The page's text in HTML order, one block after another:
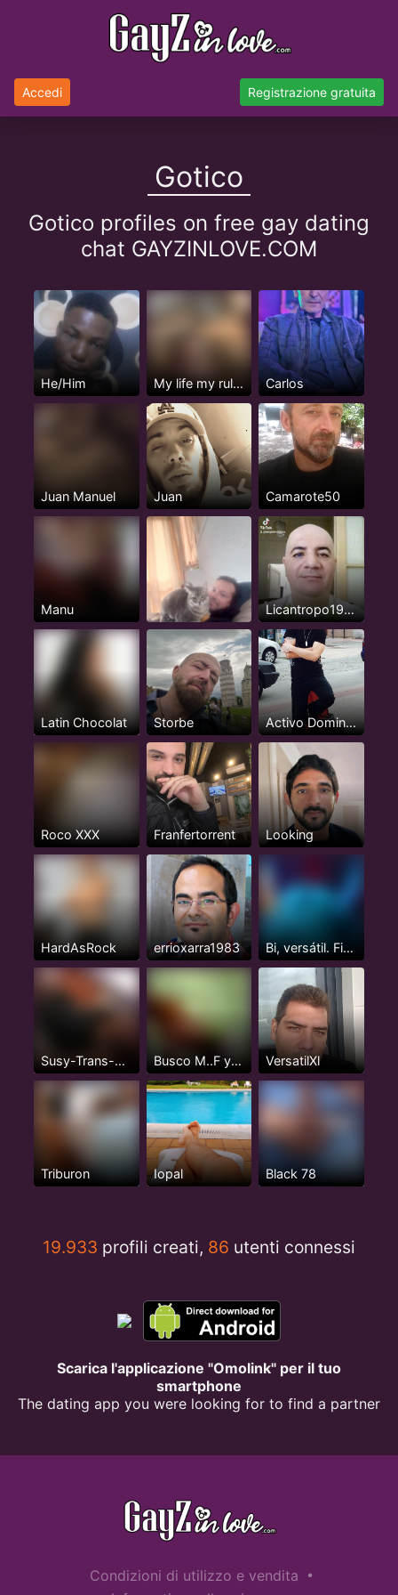
Accedi Registrazione gratuita
Gotico
Gotico profiles on free gay dating
chat GAYZINLOVE.COM
He/Him My life my rule my happiness Carlos
Juan Manuel Juan Camarote50
Manu Licantropo1973
Latin Chocolat Storbe Activo Dominante
Roco XXX Franfertorrent Looking
HardAsRock errioxarra1983 Bi, versátil. Fiestero y...
Susy-Trans-Esclava Busco M..F ya Alcorcón VersatilXl
Triburon Iopal Black 78
19.933 profili creati, 86 utenti connessi
Scarica l'applicazione "Omolink" per il tuo
smartphone
The dating app you were looking for to find a partner
Condizioni di utilizzo e vendita •